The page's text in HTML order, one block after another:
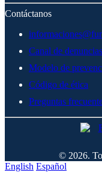
Contáctanos
Canal de denuncias
Modelo de
Código de ética
Preguntas
© 2026.
English Español